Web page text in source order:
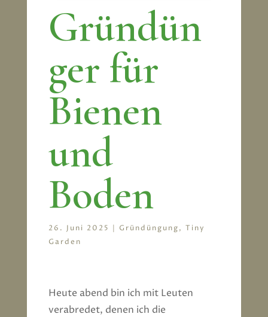
Gründün
ger für
Bienen
und
Boden
26. Juni 2025 | Gründüngung, Tiny
Garden
Heute abend bin ich mit Leuten
verabredet, denen ich die